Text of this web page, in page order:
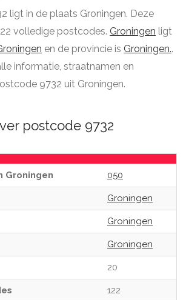
ligt in de plaats Groningen. Deze
volledige postcodes. Groningen ligt
en de provincie is Groningen..
informatie, straatnamen en
9732 uit Groningen.
postcode 9732
Groningen 050
Groningen
Groningen
Groningen
20
122